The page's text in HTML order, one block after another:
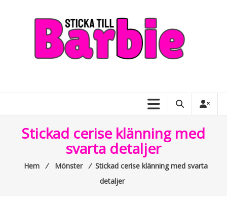
allt
om
Stickad cerise klänning med
svarta detaljer
Hem ⁄ Mönster ⁄ Stickad cerise klänning med svarta
detaljer